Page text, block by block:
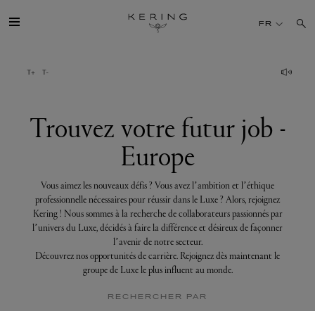
votre
futur
DÉV. DURABLE
FINANCE
PRESSE
FR
Trouvez votre futur job -
Europe
Vous aimez les nouveaux défis ? Vous avez l’ambition et l’éthique
professionnelle nécessaires pour réussir dans le Luxe ? Alors, rejoignez
Kering ! Nous sommes à la recherche de collaborateurs passionnés par
l’univers du Luxe, décidés à faire la différence et désireux de façonner
l’avenir de notre secteur.
Découvrez nos opportunités de carrière. Rejoignez dès maintenant le
groupe de Luxe le plus influent au monde.
RECHERCHER PAR